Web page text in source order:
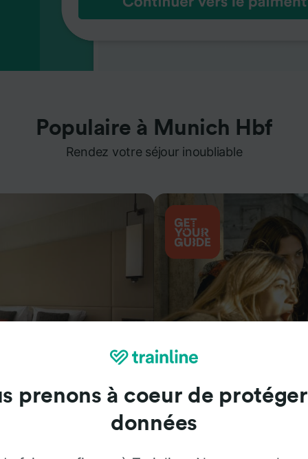
Populaire à Munich Hbf
Rendez votre séjour inoubliable
Attractions
prenons à coeur de
données